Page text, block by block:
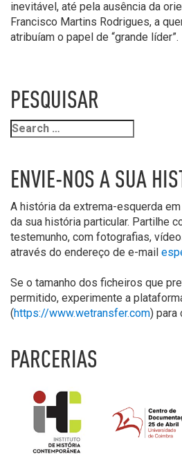
inevitável, até pela ausência da
Francisco Martins Rodrigues, a
atribuíam o papel de “grande líder”.
PESQUISAR
ENVIE-NOS A SUA
A história da extrema-esquerda
da sua história particular. Partilhe
testemunho, com fotografias,
através do endereço de e-mail
Se o tamanho dos ficheiros que
permitido, experimente a
(https://www.wetransfer.com) para
PARCERIAS